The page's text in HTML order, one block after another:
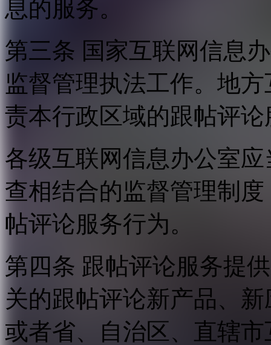
息的服务。
第三条 国家互联网信息
监督管理执法工作。地
责本行政区域的跟帖评
各级互联网信息办公室
查相结合的监督管理制
帖评论服务行为。
第四条 跟帖评论服务提
关的跟帖评论新产品、
或者省、自治区、直辖